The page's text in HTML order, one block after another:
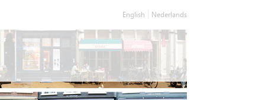
English Nederlands